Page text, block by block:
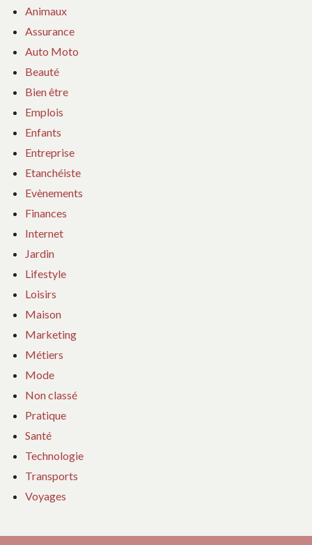
Animaux
Assurance
Auto Moto
Beauté
Bien être
Emplois
Enfants
Entreprise
Etanchéiste
Evènements
Finances
Internet
Jardin
Lifestyle
Loisirs
Maison
Marketing
Métiers
Mode
Non classé
Pratique
Santé
Technologie
Transports
Voyages